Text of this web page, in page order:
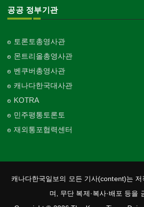
공공 정부기관
토론토총영사관
몬트리올총영사관
벤쿠버총영사관
캐나다한국대사관
KOTRA
민주평통토론토
재외통포협력센터
캐나다한국일보의 모든 기사(content)는 저
며, 무단 복제·복사·배포 등을